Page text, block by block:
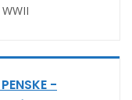
-